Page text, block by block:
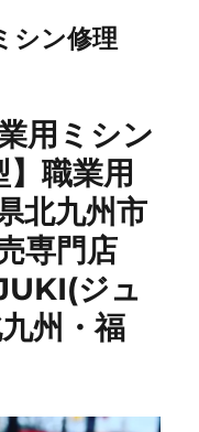
シン修理
用ミシン
職業用
北九州市
専門店
ジュ
州・福